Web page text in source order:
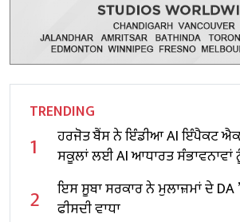
TRENDING
1
ਹਰਜੋਤ ਬੈਂਸ ਨੇ ਇੰਡੀਆ AI ਇੰਪੈਕਟ
ਸਕੂਲਾਂ ਲਈ AI ਆਧਾਰਤ ਸੰਭਾਵਨਾਵਾਂ
2
ਇਸ ਸੂਬਾ ਸਰਕਾਰ ਨੇ ਮੁਲਾਜ਼ਮਾਂ ਦੇ DA
ਫੀਸਦੀ ਵਾਧਾ